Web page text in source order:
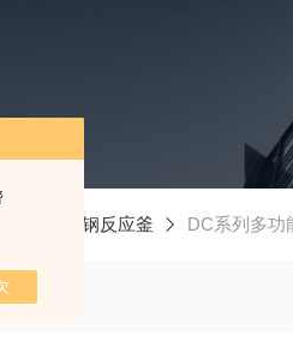
电加热不锈钢反应釜 DC系列多功